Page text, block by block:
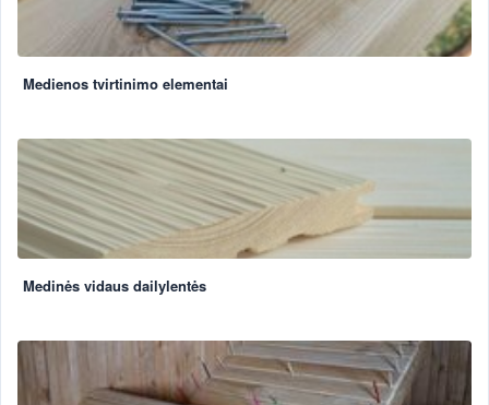
Medienos tvirtinimo elementai
Medinės vidaus dailylentės